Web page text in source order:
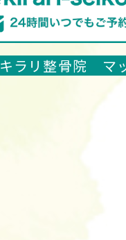
キラリ整骨院 マ